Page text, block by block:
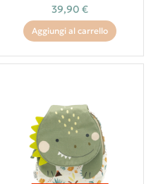
39,90 €
Aggiungi al carrello